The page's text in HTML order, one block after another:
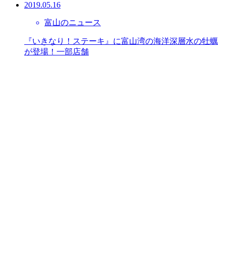
2019.05.16
富山のニュース
『いきなり！ステーキ』に富山湾の海洋深層水の牡蠣
が登場！一部店舗